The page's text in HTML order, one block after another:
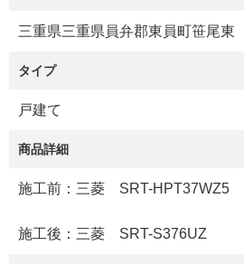
三重県三重県員弁郡東員町笹尾東
タイプ
戸建て
商品詳細
施工前：三菱 SRT-HPT37WZ5
施工後：三菱 SRT-S376UZ